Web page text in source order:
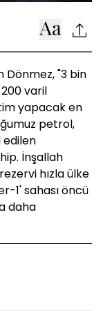
Dönmez, "3 bin
varil
yapacak en
petrol,
edilen
İnşallah
hızla ülke
1' sahası öncü
daha